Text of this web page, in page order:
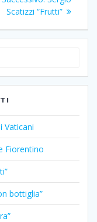
successivo:
Scatizzi “Frutti”
Vaticani
Fiorentino
bottiglia”